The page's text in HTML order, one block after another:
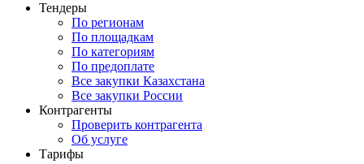
Тендеры
По регионам
По площадкам
По категориям
По предоплате
Все закупки Казахстана
Все закупки России
Контрагенты
Проверить контрагента
Об услуге
Тарифы